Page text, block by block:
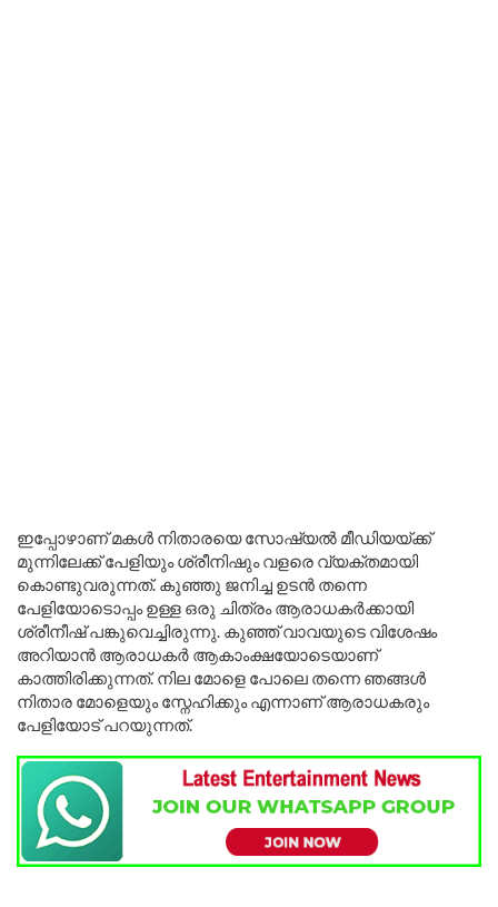
ഇപ്പോഴാണ് മകൾ നിതാരയെ സോഷ്യൽ മീഡിയയ്ക്ക്
മുന്നിലേക്ക് പേളിയും ശ്രീനിഷും വളരെ വ്യക്തമായി
കൊണ്ടുവരുന്നത്. കുഞ്ഞു ജനിച്ച ഉടൻ തന്നെ
പേളിയോടൊപ്പം ഉള്ള ഒരു ചിത്രം ആരാധകർക്കായി
ശ്രീനീഷ് പങ്കുവെച്ചിരുന്നു. കുഞ്ഞ് വാവയുടെ വിശേഷം
അറിയാൻ ആരാധകർ ആകാംക്ഷയോടെയാണ്
കാത്തിരിക്കുന്നത്. നില മോളെ പോലെ തന്നെ ഞങ്ങൾ
നിതാര മോളെയും സ്നേഹിക്കും എന്നാണ് ആരാധകരും
പേളിയോട് പറയുന്നത്.